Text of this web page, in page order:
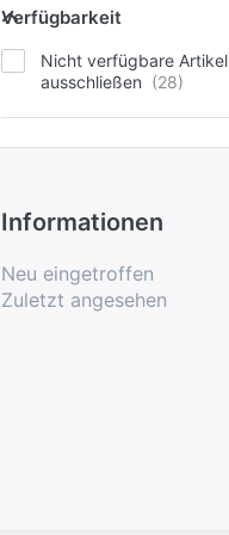
Verfügbarkeit
Nicht verfügbare Artikel
ausschließen
Informationen
Neu eingetroffen
Zuletzt angesehen